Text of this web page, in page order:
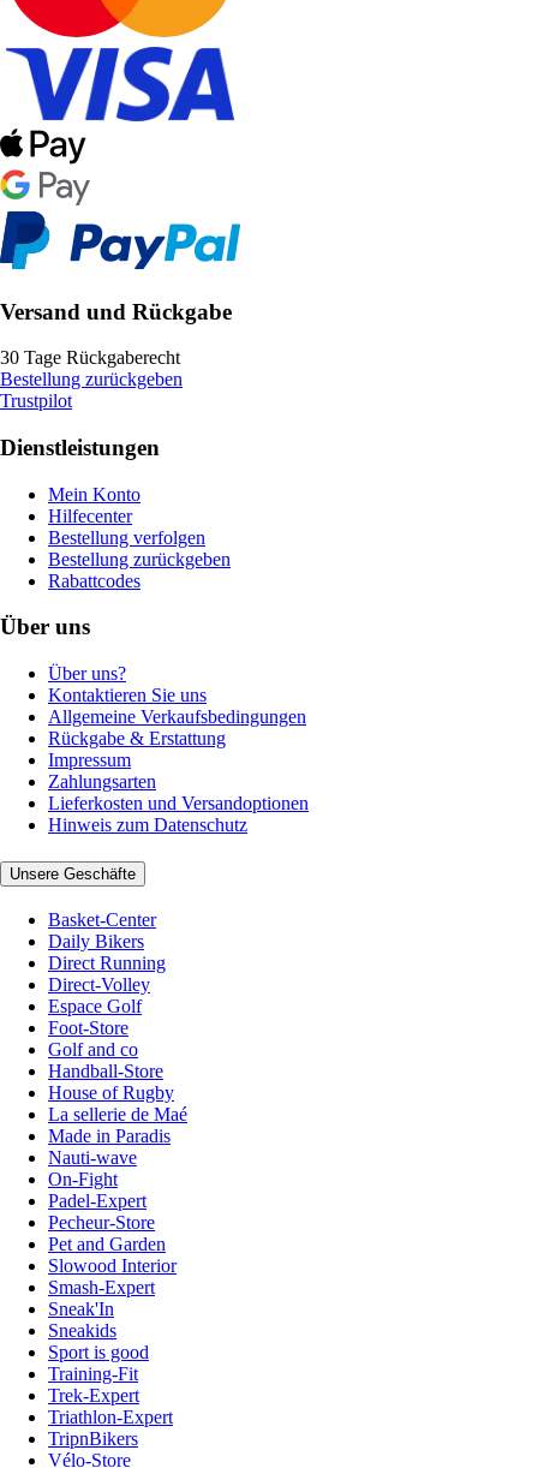
Versand und Rückgabe
30 Tage Rückgaberecht
Bestellung zurückgeben
Trustpilot
Dienstleistungen
Mein Konto
Hilfecenter
Bestellung verfolgen
Bestellung zurückgeben
Rabattcodes
Über uns
Über uns?
Kontaktieren Sie uns
Allgemeine Verkaufsbedingungen
Rückgabe & Erstattung
Impressum
Zahlungsarten
Lieferkosten und Versandoptionen
Hinweis zum Datenschutz
Unsere Geschäfte
Basket-Center
Daily Bikers
Direct Running
Direct-Volley
Espace Golf
Foot-Store
Golf and co
Handball-Store
House of Rugby
La sellerie de Maé
Made in Paradis
Nauti-wave
On-Fight
Padel-Expert
Pecheur-Store
Pet and Garden
Slowood Interior
Smash-Expert
Sneak'In
Sneakids
Sport is good
Training-Fit
Trek-Expert
Triathlon-Expert
TripnBikers
Vélo-Store